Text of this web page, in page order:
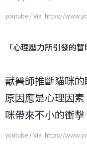
youtube / Via https://
「心理壓力所引發的暫
獸醫師推斷貓咪
原因應是心理因
咪帶來不小的衝擊
youtube / Via https://